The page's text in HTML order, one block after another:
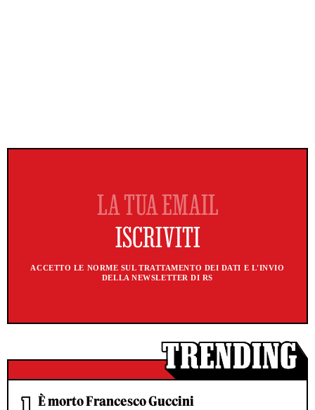
ACCETTO LE NORME SUL TRATTAMENTO DEI DATI E L'INVIO
DELLA NEWSLETTER DI RS
È morto Francesco Guccini